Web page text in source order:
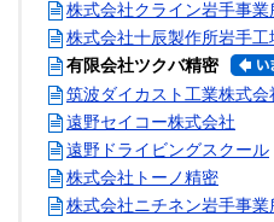
株式会社クライン岩手事業
株式会社十辰製作所岩手工
有限会社ツクバ精密
筑波ダイカスト工業株式
遠野セイコー株式会社
遠野ドライビングスクール
株式会社トーノ精密
株式会社ニチネン岩手事業